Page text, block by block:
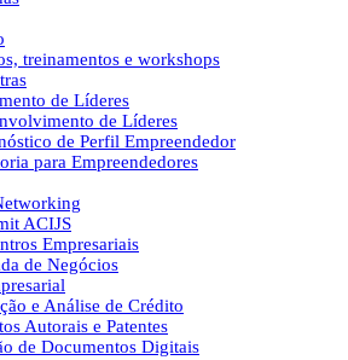
treinamentos e workshops
de Líderes
de Líderes
de Perfil Empreendedor
para Empreendedores
ACIJS
Empresariais
de Negócios
e Análise de Crédito
Autorais e Patentes
de Documentos Digitais